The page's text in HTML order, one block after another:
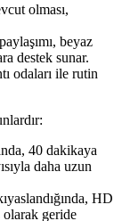
olması,
beyaz
destek sunar.
odaları ile rutin
40 dakikaya
daha uzun
HD
olarak geride